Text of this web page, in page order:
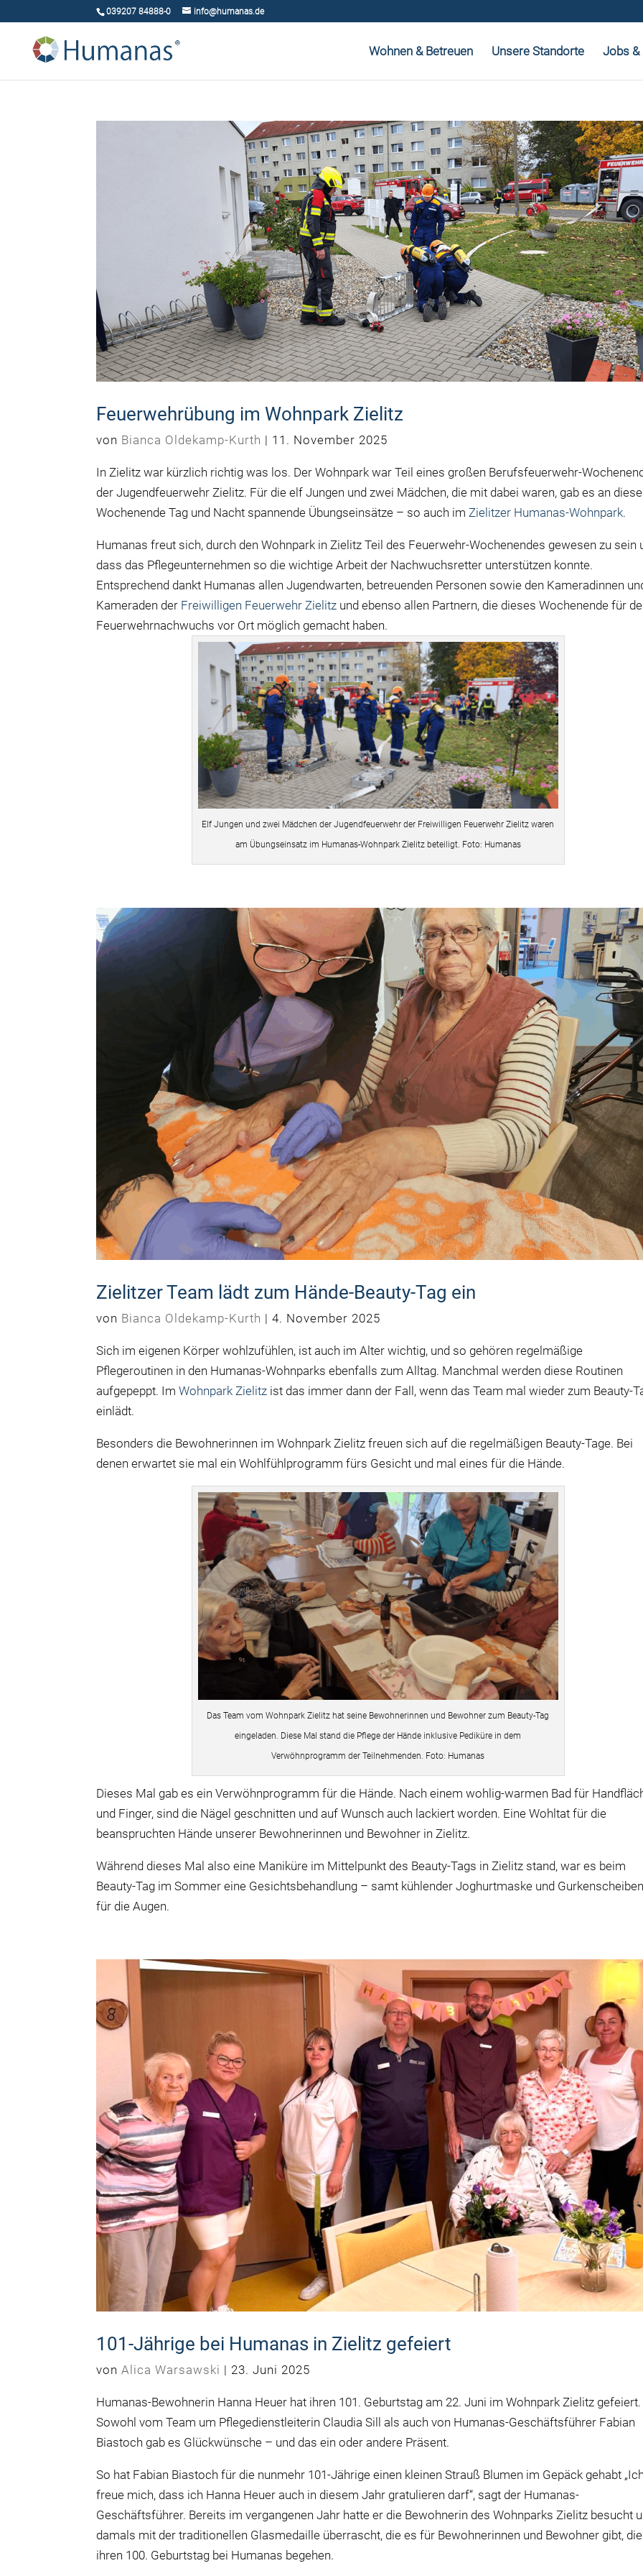
039207 84888-0 info@humanas.de
Wohnen & Betreuen Unsere Standorte Jobs &
Feuerwehrübung im Wohnpark Zielitz
von Bianca Oldekamp-Kurth | 11. November 2025
In Zielitz war kürzlich richtig was los. Der Wohnpark war Teil eines großen Berufsfeuerwehr-
der Jugendfeuerwehr Zielitz. Für die elf Jungen und zwei Mädchen, die mit dabei waren, gab es an
Wochenende Tag und Nacht spannende Übungseinsätze – so auch im Zielitzer Humanas-Wohnpark.
Humanas freut sich, durch den Wohnpark in Zielitz Teil des Feuerwehr-Wochenendes gewesen zu sein
dass das Pflegeunternehmen so diewichtige Arbeit der Nachwuchsretter unterstützen konnte.
Entsprechend dankt Humanas allen Jugendwarten, betreuenden Personen sowie den Kameradinnen
Kameraden der Freiwilligen Feuerwehr Zielitz und ebenso allen Partnern, die dieses Wochenende für
Feuerwehrnachwuchs vor Ort möglich gemacht haben.
Elf Jungen und zwei Mädchen der Jugendfeuerwehr der Freiwilligen Feuerwehr Zielitz waren
am Übungseinsatz im Humanas-Wohnpark Zielitz beteiligt. Foto: Humanas
Zielitzer Team lädt zum Hände-Beauty-Tag ein
von Bianca Oldekamp-Kurth |4. November 2025
Sich im eigenen Körper wohlzufühlen, ist auch im Alter wichtig, und so gehören regelmäßige
Pflegeroutinen in den Humanas-Wohnparks ebenfalls zum Alltag. Manchmal werden diese Routinen
aufgepeppt. ImWohnpark Zielitz ist das immer dann der Fall, wenn das Team mal wieder zum Beauty-
einlädt.
Besonders die Bewohnerinnen im Wohnpark Zielitz freuen sich auf die regelmäßigen Beauty-Tage. Bei
denen erwartet sie mal ein Wohlfühlprogramm fürs Gesicht und mal eines für die Hände.
Das Team vom Wohnpark Zielitz hat seine Bewohnerinnen und Bewohner zum Beauty-Tag
eingeladen. Diese Mal stand die Pflege der Hände inklusive Pediküre in dem
Verwöhnprogramm der Teilnehmenden. Foto: Humanas
Dieses Mal gab es ein Verwöhnprogramm für die Hände. Nach einem wohlig-warmen Bad für
und Finger, sind die Nägel geschnitten und auf Wunsch auch lackiert worden. Eine Wohltat für die
beanspruchten Hände unserer Bewohnerinnen und Bewohner in Zielitz.
Während dieses Mal also eine Maniküre im Mittelpunkt des Beauty-Tags in Zielitz stand, war es beim
Beauty-Tag im Sommer eine Gesichtsbehandlung – samt kühlender Joghurtmaske und
für die Augen.
101-Jährige bei Humanas in Zielitz gefeiert
vonAlica Warsawski | 23. Juni 2025
Humanas-Bewohnerin Hanna Heuer hat ihren 101. Geburtstag am 22. Juni im Wohnpark Zielitz gefeiert.
Sowohl vom Team um Pflegedienstleiterin Claudia Sill als auch von Humanas-Geschäftsführer Fabian
Biastoch gab es Glückwünsche – und das ein oder andere Präsent.
So hat Fabian Biastoch für die nunmehr 101-Jährige einen kleinen Strauß Blumen im Gepäck gehabt
freue mich, dass ich Hanna Heuer auch in diesem Jahr gratulieren darf“, sagt der Humanas-
Geschäftsführer. Bereits im vergangenen Jahr hatte er die Bewohnerin des Wohnparks Zielitz besucht
damals mit der traditionellen Glasmedaille überrascht, die es für Bewohnerinnen und Bewohner gibt, die
ihren 100. Geburtstag bei Humanas begehen.